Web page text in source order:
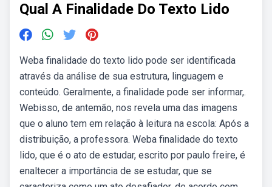
Qual A Finalidade Do Texto Lido
Weba finalidade do texto lido pode ser identificada
através da análise de sua estrutura, linguagem e
conteúdo. Geralmente, a finalidade pode ser informar,.
Webisso, de antemão, nos revela uma das imagens
que o aluno tem em relação à leitura na escola: Após a
distribuição, a professora. Weba finalidade do texto
lido, que é o ato de estudar, escrito por paulo freire, é
enaltecer a importância de se estudar, que se